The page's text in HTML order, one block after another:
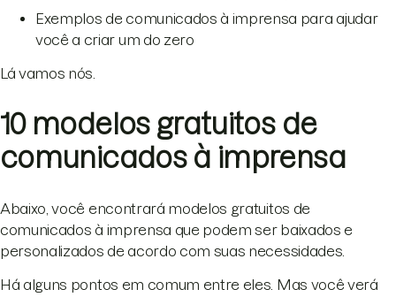
Exemplos de comunicados à imprensa para ajudar
você a criar um do zero
Lá vamos nós.
10 modelos gratuitos de
comunicados à imprensa
Abaixo, você encontrará modelos gratuitos de
comunicados à imprensa que podem ser baixados e
personalizados de acordo com suas necessidades.
Há alguns pontos em comum entre eles. Mas você verá